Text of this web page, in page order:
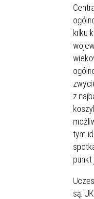
kilku
z
tym
punkt
są: